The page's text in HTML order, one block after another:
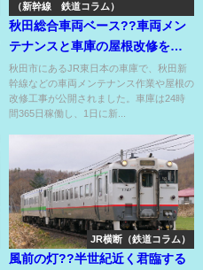
（新幹線 鉄道コラム）
秋田総合車両ベース??車両メン
テナンスと車庫の屋根改修を公
開⁉
秋田市にあるJR東日本の車庫で、秋田新
幹線などの車両メンテナンス作業や屋根の
改修工事が公開されました。車庫は24時
間365日稼働し、1日に新...
JR横断（鉄道コラム）
風前の灯??半世紀近く君臨する